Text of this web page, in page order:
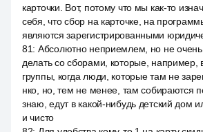
карточки. Вот, потому что мы как-то
себя, что сбор на карточке, на
являются зарегистрированными
81: Абсолютно неприемлем, но не
делать со сборами, которые, например,
группы, когда люди, которые там не
нко, но, тем не менее, там собираются
знаю, едут в какой-нибудь детский дом
и чисто